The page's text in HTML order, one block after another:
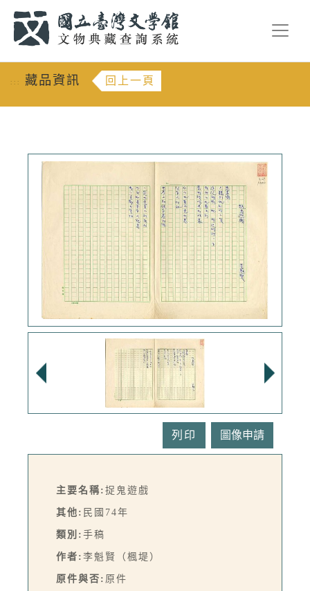
::: 藏品資訊 回上一頁
列印
主要名稱: 捉鬼遊戲
其他: 民國74年
類別: 手稿
作者: 李魁賢（楓堤）
原件與否: 原件